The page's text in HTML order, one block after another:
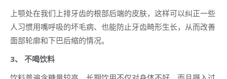
上颚处在我们上排牙齿的根部后端的皮肤，这样可以纠正一些
人习惯用嘴呼吸的坏毛病、也能防止牙齿畸形生长，从而改善
面部轮廓和下巴后缩的情况。
3、 不喝饮料